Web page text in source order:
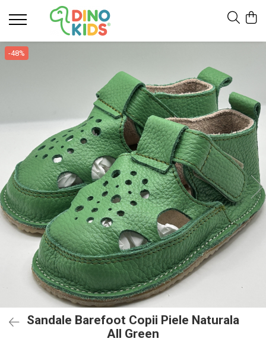
Suport clienti
Formular de retur
-48%
Sandale Barefoot Copii Piele Naturala
All Green